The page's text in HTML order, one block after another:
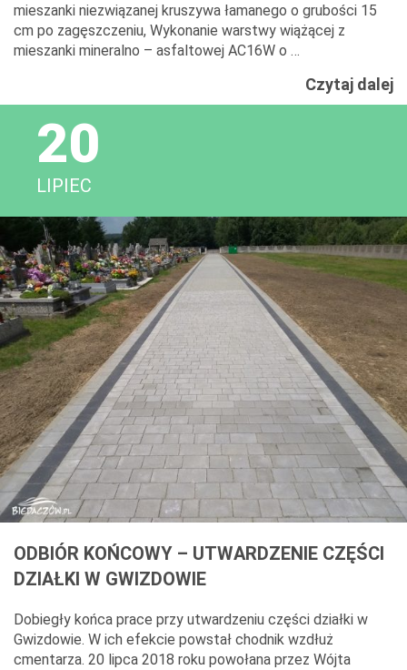
mieszanki niezwiązanej kruszywa łamanego o grubości 15
cm po zagęszczeniu, Wykonanie warstwy wiążącej z
mieszanki mineralno – asfaltowej AC16W o …
Czytaj dalej
20
LIPIEC
ODBIÓR KOŃCOWY – UTWARDZENIE CZĘŚCI
DZIAŁKI W GWIZDOWIE
Dobiegły końca prace przy utwardzeniu części działki w
Gwizdowie. W ich efekcie powstał chodnik wzdłuż
cmentarza. 20 lipca 2018 roku powołana przez Wójta